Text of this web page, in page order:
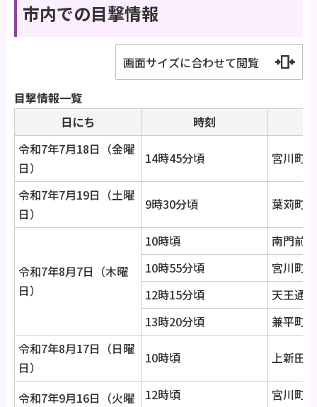
市内での目撃情報
画面サイズに合わせて閲覧
目撃情報一覧
日にち
時刻
令和7年7月18日（金曜
日）
14時45分頃 宮川町3
令和7年7月19日（土曜
日）
9時30分頃 葉苅町
令和7年8月7日（木曜
日）
10時頃
南門前
10時55分頃
宮川町1
12時15分頃
天王通
13時20分頃
兼平町1
令和7年8月17日（日曜
日）
10時頃 上新田
令和7年9月16日（火曜
12時頃
宮川町2